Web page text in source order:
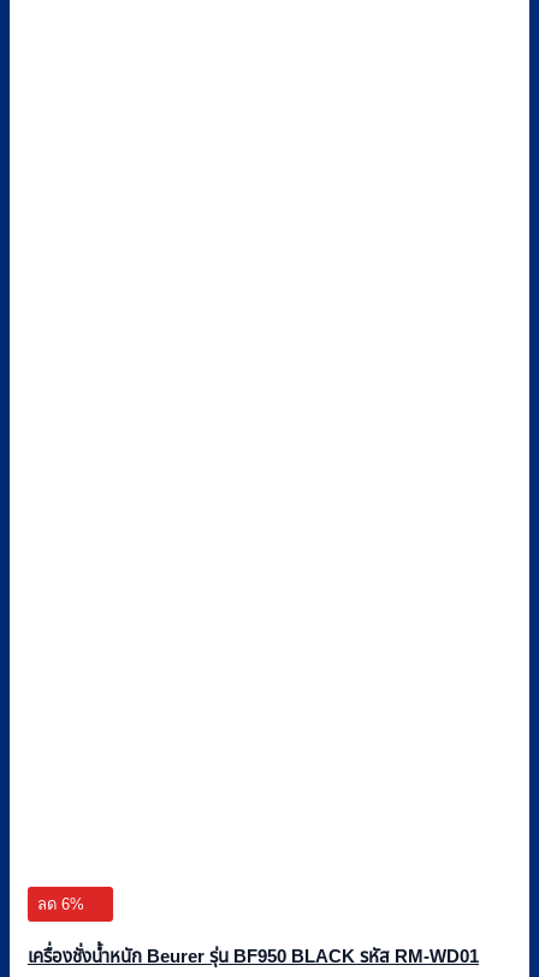
ลด 6%
เครื่องชั่งน้ำหนัก Beurer รุ่น BF950 BLACK รหัส RM-WD01